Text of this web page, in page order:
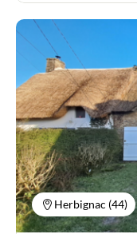
sa cuisine
surtout une
chaussée, vous
parentales
cellier et 1
autres
maison
assurons un cadre de vie privilégié. Le jardin
entièrement
ainsi profiter
Philippe
agences de
compris
Herbignac (44)